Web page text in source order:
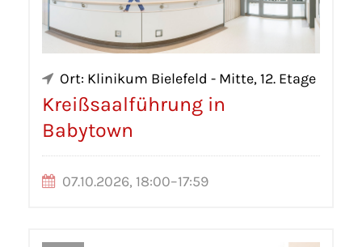
Ort: Klinikum Bielefeld - Mitte, 12. Etage
Kreißsaalführung in
Babytown
07.10.2026, 18:00–17:59